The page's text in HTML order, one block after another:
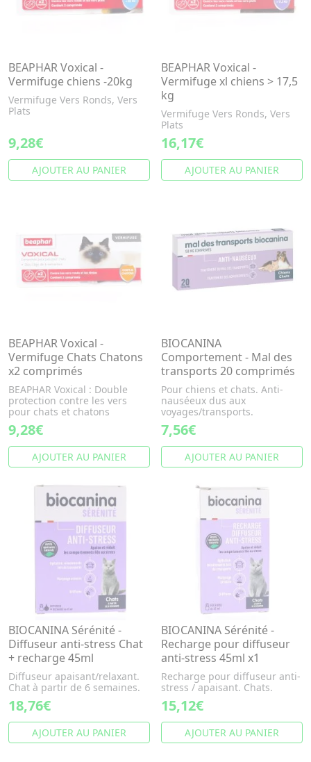
BEAPHAR Voxical -
Vermifuge chiens -20kg
Vermifuge Vers Ronds, Vers
Plats
9,28€
AJOUTER AU PANIER
BEAPHAR Voxical -
Vermifuge xl chiens > 17,5
kg
Vermifuge Vers Ronds, Vers
Plats
16,17€
AJOUTER AU PANIER
BEAPHAR Voxical -
Vermifuge Chats Chatons
x2 comprimés
BEAPHAR Voxical : Double
protection contre les vers
pour chats et chatons
9,28€
AJOUTER AU PANIER
BIOCANINA
Comportement - Mal des
transports 20 comprimés
Pour chiens et chats. Anti-
nauséeux dus aux
voyages/transports.
7,56€
AJOUTER AU PANIER
BIOCANINA Sérénité -
Diffuseur anti-stress Chat
+ recharge 45ml
Diffuseur apaisant/relaxant.
Chat à partir de 6 semaines.
18,76€
AJOUTER AU PANIER
BIOCANINA Sérénité -
Recharge pour diffuseur
anti-stress 45ml x1
Recharge pour diffuseur anti-
stress / apaisant. Chats.
15,12€
AJOUTER AU PANIER